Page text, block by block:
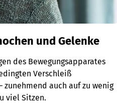
und Gelenke
des Bewegungsapparates
Verschleiß
zunehmend auch auf zu wenig
viel Sitzen.